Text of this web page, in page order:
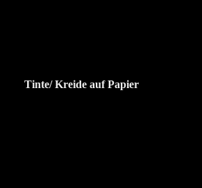
Tinte/ Kreide auf Papier